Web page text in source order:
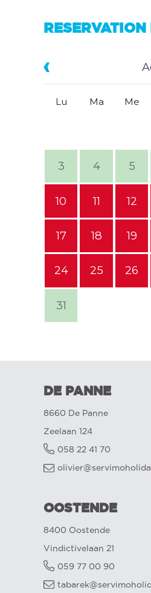
Lu Ma Me
3 4 5
10 11 12
17 18 19
24 25 26
31
DE PANNE
8660 De Panne
Zeelaan 124
058 22 41 70
OOSTENDE
8400 Oostende
Vindictivelaan 21
059 77 00 90